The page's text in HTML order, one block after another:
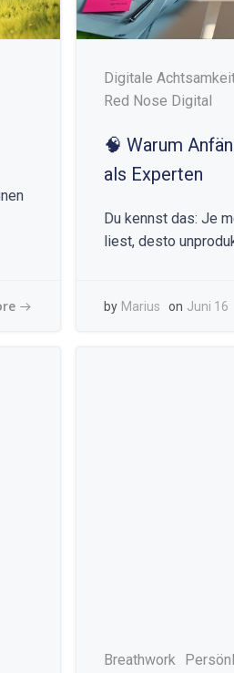
Digitale
Red Nose Digital
🧠 Warum
als Experten
Du kennst das: Je
liest, desto
by Marius on Juni 16
Breathwork